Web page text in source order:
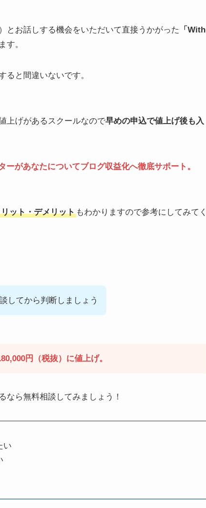
とお話しする機会をいただいて直接うかがった
「With
す。
ると間違いないです。
上げがあるスクールなので早めの申込で値上げ後も入
ーがあなたについてブログ収益化へ徹底サポート。
ット・デメリット もわかりますので参考にしてみてく
してから判断しましょう
円（税抜）に値上げ。
なら無料相談してみましょう！
い